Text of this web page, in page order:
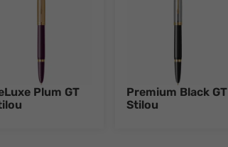
Plum GT
Premium Black GT
Stilou